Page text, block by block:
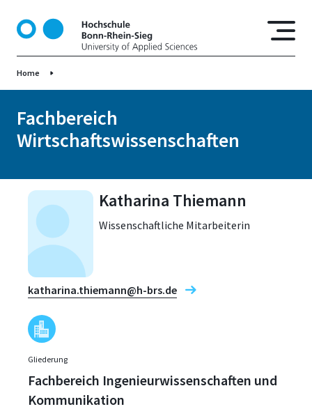
t
n
Home
Fachbereich
Wirtschaftswissenschaften
Katharina Thiemann
Wissenschaftliche Mitarbeiterin
katharina.thiemann@h-brs.de
Gliederung
Fachbereich Ingenieurwissenschaften und
Kommunikation